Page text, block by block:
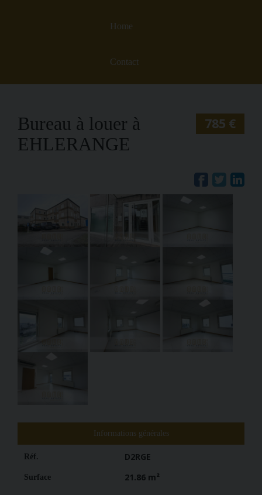
Home
Contact
785 €
Bureau à louer à
EHLERANGE
Informations générales
Réf. D2RGE
Surface 21.86 m²